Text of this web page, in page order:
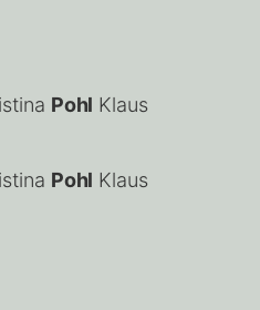
Pohl Klaus
Pohl Klaus